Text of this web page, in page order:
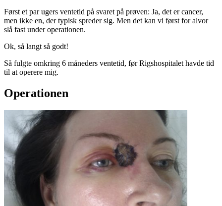
Først et par ugers ventetid på svaret på prøven: Ja, det er cancer,
men ikke en, der typisk spreder sig. Men det kan vi først for alvor
slå fast under operationen.
Ok, så langt så godt!
Så fulgte omkring 6 måneders ventetid, før Rigshospitalet havde tid
til at operere mig.
Operationen